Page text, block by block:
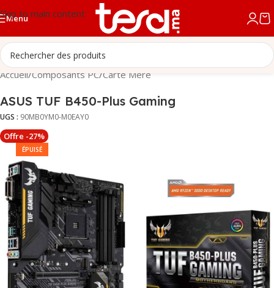
Skip to main content
Menu
Accueil/Composants PC/Carte Mère
ASUS TUF B450-Plus Gaming
UGS : 90MB0YM0-M0EAY0
Offre -27%
ÉPUISÉ